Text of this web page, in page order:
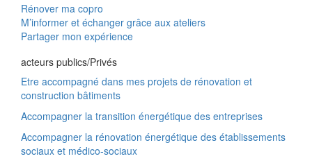
Rénover ma copro
M’informer et échanger grâce aux ateliers
Partager mon expérience
acteurs publics/Privés
Etre accompagné dans mes projets de rénovation et
construction bâtiments
Accompagner la transition énergétique des entreprises
Accompagner la rénovation énergétique des établissements
sociaux et médico-sociaux